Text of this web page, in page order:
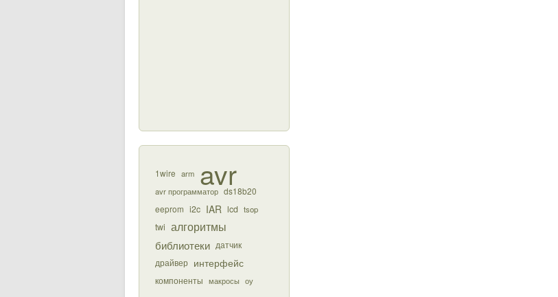
1wire arm avr
avr программатор ds18b20
eeprom i2c IAR lcd tsop
twi алгоритмы
библиотеки датчик
драйвер интерфейс
компоненты макросы оу